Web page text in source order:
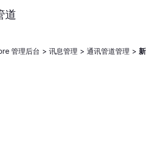
道
管理后台 > 讯息管理 > 通讯管道管理 > 新